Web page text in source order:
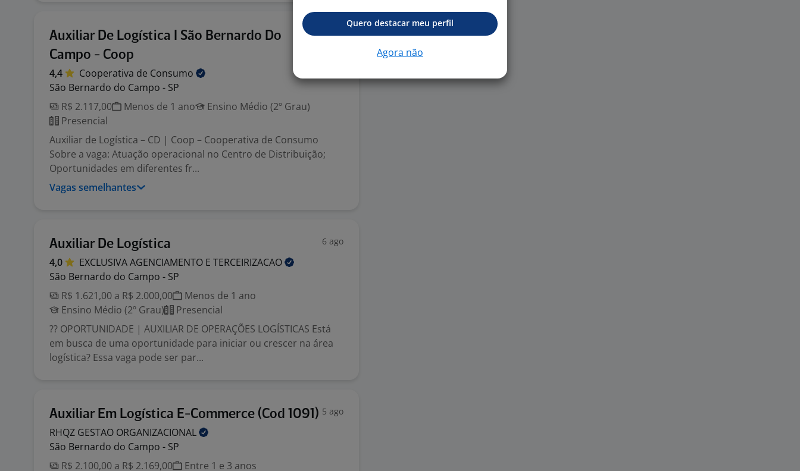
Auxiliar De Logística I São Bernardo Do
Campo - Coop
4 ago
4,4 Cooperativa de Consumo
São Bernardo do Campo - SP
R$ 2.117,00
Menos de 1 ano
Ensino Médio (2º Grau)
Presencial
Auxiliar de Logística – CD | Coop – Cooperativa de Consumo
Sobre a vaga: Atuação operacional no Centro de Distribuição;
Oportunidades em diferentes fr...
Vagas semelhantes
Auxiliar De Logística 6 ago
4,0 EXCLUSIVA AGENCIAMENTO E TERCEIRIZACAO
São Bernardo do Campo - SP
R$ 1.621,00 a R$ 2.000,00
Menos de 1 ano
Ensino Médio (2º Grau)
Presencial
?? OPORTUNIDADE | AUXILIAR DE OPERAÇÕES LOGÍSTICAS Está
em busca de uma oportunidade para iniciar ou crescer na área
logística? Essa vaga pode ser par...
Auxiliar Em Logística E-Commerce (Cod 1091) 5 ago
RHQZ GESTAO ORGANIZACIONAL
São Bernardo do Campo - SP
R$ 2.100,00 a R$ 2.169,00
Entre 1 e 3 anos
Quero destacar meu perfil
Agora não